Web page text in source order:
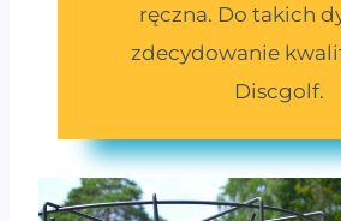
ręczna. Do takich
zdecydowanie
Discgolf.